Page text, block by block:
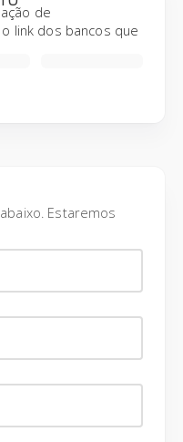
de
link dos bancos que
Estaremos